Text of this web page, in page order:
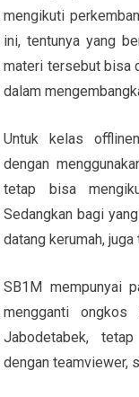
mengikuti
ini, tentunya yang
materi tersebut bisa
dalam
Untuk kelas
dengan
tetap bisa
Sedangkan bagi
datang kerumah,
SB1M mempunyai
mengganti
Jabodetabek,
dengan teamviewer,